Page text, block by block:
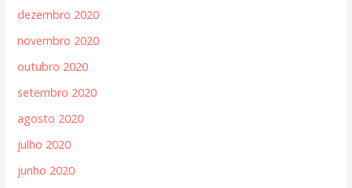
dezembro 2020
novembro 2020
outubro 2020
setembro 2020
agosto 2020
julho 2020
junho 2020